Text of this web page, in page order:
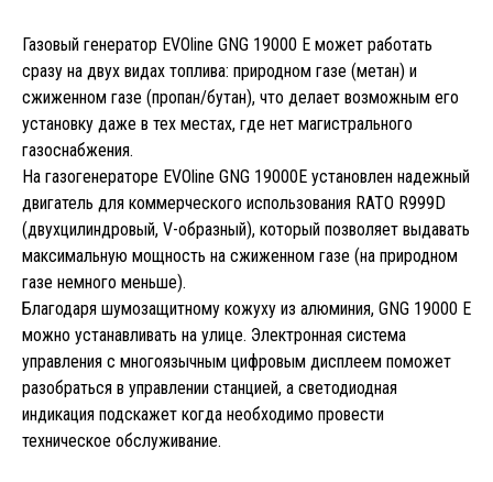
Газовый генератор EVOline GNG 19000 E может работать
сразу на двух видах топлива: природном газе (метан) и
сжиженном газе (пропан/бутан), что делает возможным его
установку даже в тех местах, где нет магистрального
газоснабжения.
На газогенераторе EVOline GNG 19000E установлен надежный
двигатель для коммерческого использования RATO R999D
(двухцилиндровый, V-образный), который позволяет выдавать
максимальную мощность на сжиженном газе (на природном
газе немного меньше).
Благодаря шумозащитному кожуху из алюминия, GNG 19000 E
можно устанавливать на улице. Электронная система
управления с многоязычным цифровым дисплеем поможет
разобраться в управлении станцией, а светодиодная
индикация подскажет когда необходимо провести
техническое обслуживание.